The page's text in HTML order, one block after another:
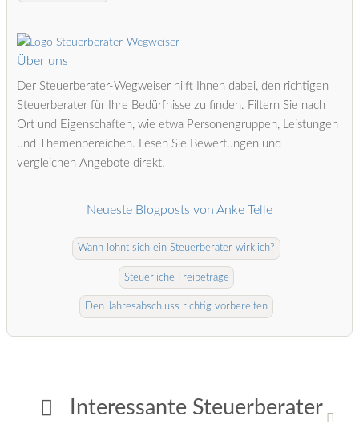
Interessante Steuerberater
Über uns
Der Steuerberater-Wegweiser hilft Ihnen dabei, den richtigen
Steuerberater für Ihre Bedürfnisse zu finden. Filtern Sie nach
Ort und Eigenschaften, wie etwa Personengruppen, Leistungen
und Themenbereichen. Lesen Sie Bewertungen und
vergleichen Angebote direkt.
Neueste Blogposts von Anke Telle
Wann lohnt sich ein Steuerberater wirklich?
Steuerliche Freibeträge
Den Jahresabschluss richtig vorbereiten